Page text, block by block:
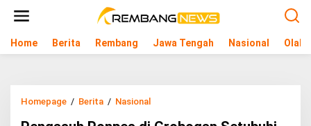
t
Home Berita Rembang Jawa Tengah Nasional
Homepage / Berita / Nasional